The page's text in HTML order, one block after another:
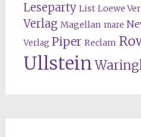
Leseparty List Loewe
Verlag Magellan mare
Verlag Piper Reclam
Ullstein